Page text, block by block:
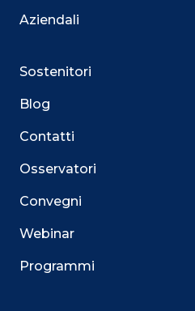
Aziendali
Sostenitori
Blog
Contatti
Osservatori
Convegni
Webinar
Programmi